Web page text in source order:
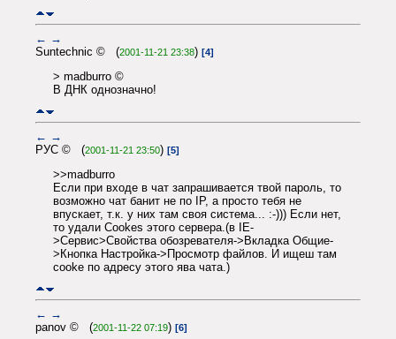
← →
Suntechnic © (2001-11-21 23:38) [4]
> madburro ©
В ДНК однозначно!
← →
РУС © (2001-11-21 23:50) [5]
>>madburro
Если при входе в чат запрашивается твой пароль, то
возможно чат банит не по IP, а просто тебя не
впускает, т.к. у них там своя система... :-))) Если нет,
то удали Cookes этого сервера.(в IE-
>Сервис>Свойства обозревателя->Вкладка Общие-
>Кнопка Настройка->Просмотр файлов. И ищеш там
cooke по адресу этого ява чата.)
← →
panov © (2001-11-22 07:19) [6]